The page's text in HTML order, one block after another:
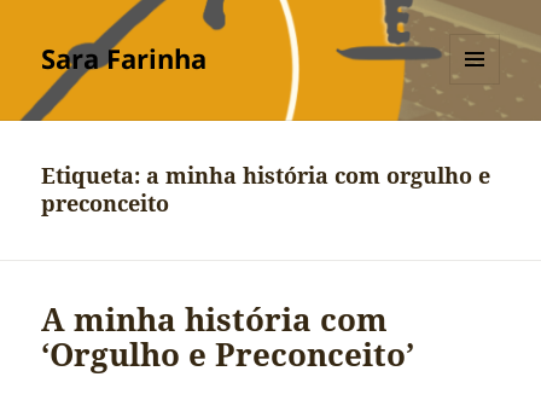
Sara Farinha
MENU
Etiqueta:a minha história com orgulho e
preconceito
A minha história com
‘Orgulho e Preconceito’